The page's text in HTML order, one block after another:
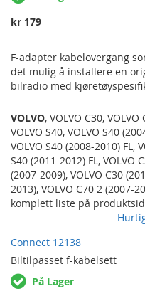
kr 179
F-adapter kabelovergang
det mulig å installere en
bilradio med
kontakt eller med mulighet
kontakt med egen
andre ord i så og si hvilken
helst annen bil enn
tenkt til opprinnelig. Det er
mulig å bruke F-adapteret
ettermontere handsfree-
f.eks Parrot etc. med ISO-
spesifikke tilkoblinger og
beholde den originale
VOLVO C30…
VOLVO, VOLVO C30, VOLVO
VOLVO S40, VOLVO S40
VOLVO S40 (2008-2010) FL,
S40 (2011-2012) FL, VOLVO
(2007-2009), VOLVO C30
2013), VOLVO C70 2 (2007-
komplett liste på
Connect 12138
Biltilpasset f-kabelsett
På Lager